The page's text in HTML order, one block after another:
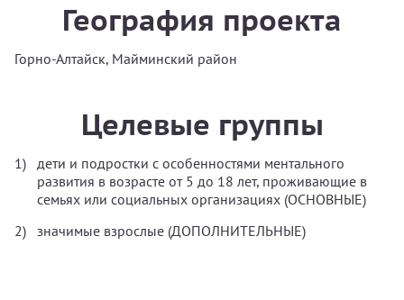
География проекта
Горно-Алтайск, Майминский район
Целевые группы
дети и подростки с особенностями ментального
развития в возрасте от 5 до 18 лет, проживающие в
семьях или социальных организациях (ОСНОВНЫЕ)
значимые взрослые (ДОПОЛНИТЕЛЬНЫЕ)